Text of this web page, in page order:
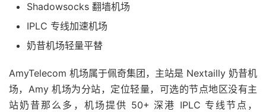
Shadowsocks 翻墙机场
IPLC 专线加速机场
奶昔机场轻量平替
AmyTelecom 机场属于佩奇集团，主站是 Nextailly 奶昔机
场，Amy 机场为分站，定位轻量，可选的节点地区没有主
站奶昔那么多，机场提供 50+ 深港 IPLC 专线节点，